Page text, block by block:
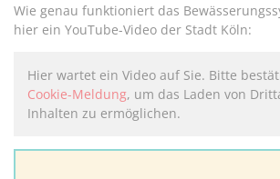
Wie genau funktioniert das
hier ein YouTube-Video der Stadt Köln:
Hier wartet ein Video auf Sie. Bitte
Cookie-Meldung, um das Laden von
Inhalten zu ermöglichen.